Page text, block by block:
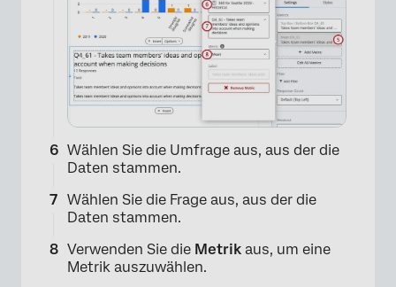
Wählen Sie die Umfrage aus, aus der die
Daten stammen.
Wählen Sie die Frage aus, aus der die
Daten stammen.
Verwenden Sie die Metrik aus, um eine
Metrik auszuwählen.